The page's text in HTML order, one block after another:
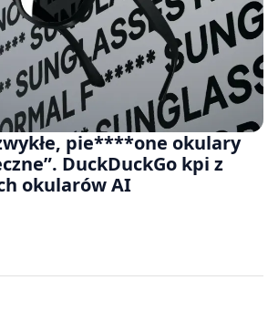
pie****one okulary
DuckDuckGo kpi z
okularów AI